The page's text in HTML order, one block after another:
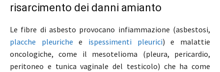
risarcimento dei danni amianto
Le fibre di asbesto provocano infiammazione (asbestosi,
placche pleuriche e ispessimenti pleurici) e malattie
oncologiche, come il mesotelioma (pleura, pericardio,
peritoneo e tunica vaginale del testicolo) che ha come